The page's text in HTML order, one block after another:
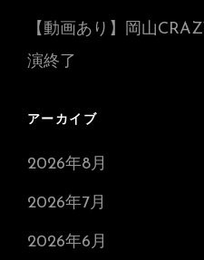
【動画あり】岡山
演終了
アーカイブ
2026年8月
2026年7月
2026年6月